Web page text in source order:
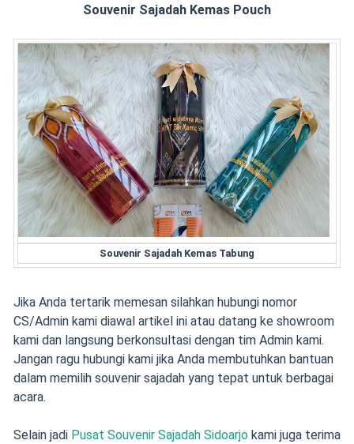
Souvenir Sajadah Kemas Pouch
Souvenir Sajadah Kemas Tabung
Jika Anda tertarik memesan silahkan hubungi nomor
CS/Admin kami diawal artikel ini atau datang ke showroom
kami dan langsung berkonsultasi dengan tim Admin kami.
Jangan ragu hubungi kami jika Anda membutuhkan bantuan
dalam memilih souvenir sajadah yang tepat untuk berbagai
acara.
Selain jadi Pusat Souvenir Sajadah Sidoarjokami juga terima